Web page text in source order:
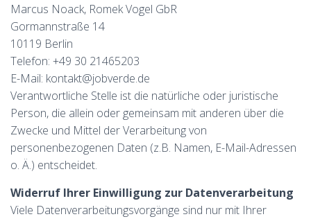
Marcus Noack, Romek Vogel GbR
Gormannstraße 14
10119 Berlin
Telefon: +49 30 21465203
E-Mail: kontakt@jobverde.de
Verantwortliche Stelle ist die natürliche oder juristische
Person, die allein oder gemeinsam mit anderen über die
Zwecke und Mittel der Verarbeitung von
personenbezogenen Daten (z.B. Namen, E-Mail-Adressen
o. Ä.) entscheidet.
Widerruf Ihrer Einwilligung zur Datenverarbeitung
Viele Datenverarbeitungsvorgänge sind nur mit Ihrer